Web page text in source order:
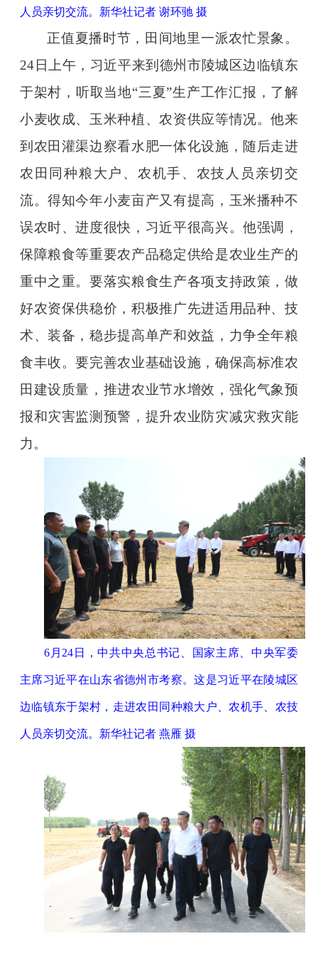
人员亲切交流。新华社记者 谢环驰 摄
正值夏播时节，田间地里一派农忙景象。
24日上午，习近平来到德州市陵城区边临镇东
于架村，听取当地“三夏”生产工作汇报，了解
小麦收成、玉米种植、农资供应等情况。他来
到农田灌渠边察看水肥一体化设施，随后走进
农田同种粮大户、农机手、农技人员亲切交
流。得知今年小麦亩产又有提高，玉米播种不
误农时、进度很快，习近平很高兴。他强调，
保障粮食等重要农产品稳定供给是农业生产的
重中之重。要落实粮食生产各项支持政策，做
好农资保供稳价，积极推广先进适用品种、技
术、装备，稳步提高单产和效益，力争全年粮
食丰收。要完善农业基础设施，确保高标准农
田建设质量，推进农业节水增效，强化气象预
报和灾害监测预警，提升农业防灾减灾救灾能
力。
6月24日，中共中央总书记、国家主席、中央军委
主席习近平在山东省德州市考察。这是习近平在陵城区
边临镇东于架村，走进农田同种粮大户、农机手、农技
人员亲切交流。新华社记者 燕雁 摄